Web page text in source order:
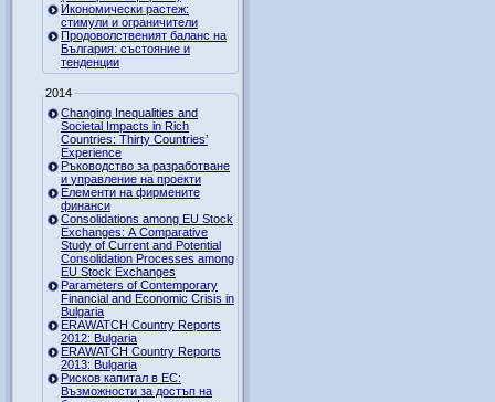
Икономически растеж:
стимули и ограничители
Продоволственият баланс на
България: състояние и
тенденции
2014
Changing Inequalities and
Societal Impacts in Rich
Countries: Thirty Countries’
Experience
Ръководство за разработване
и управление на проекти
Елементи на фирмените
финанси
Consolidations among EU Stock
Exchanges: A Comparative
Study of Current and Potential
Consolidation Processes among
EU Stock Exchanges
Parameters of Contemporary
Financial and Economic Crisis in
Bulgaria
ERAWATCH Country Reports
2012: Bulgaria
ERAWATCH Country Reports
2013: Bulgaria
Рисков капитал в ЕС:
Възможности за достъп на